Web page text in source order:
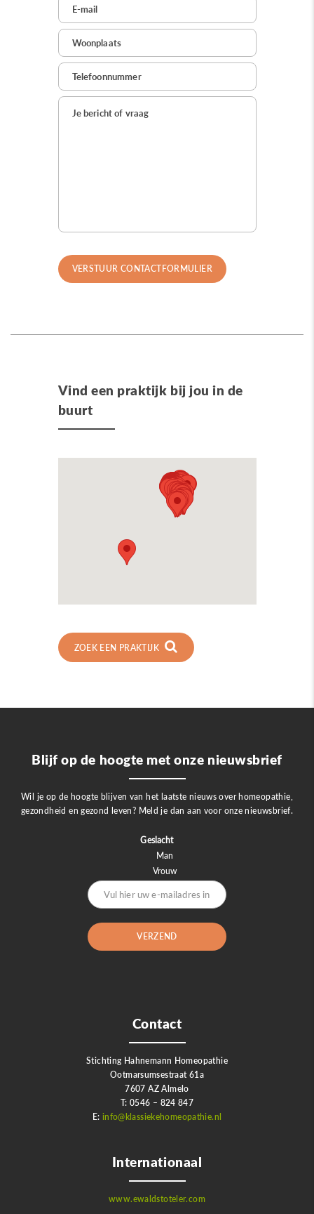
Vind een praktijk bij jou in de
buurt
ZOEK EEN PRAKTIJK
Contact
Stichting Hahnemann Homeopathie
Ootmarsumsestraat 61a
7607 AZ Almelo
T: 0546 – 824 847
E: info@klassiekehomeopathie.nl
Internationaal
www.ewaldstoteler.com
Blijf op de hoogte met onze nieuwsbrief
Wil je op de hoogte blijven van het laatste nieuws over homeopathie,
gezondheid en gezond leven? Meld je dan aan voor onze nieuwsbrief.
Geslacht
Man
Vrouw